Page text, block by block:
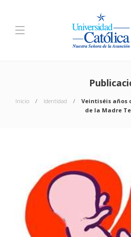
Inicio Identidad
Veintiséis años
de la Madre